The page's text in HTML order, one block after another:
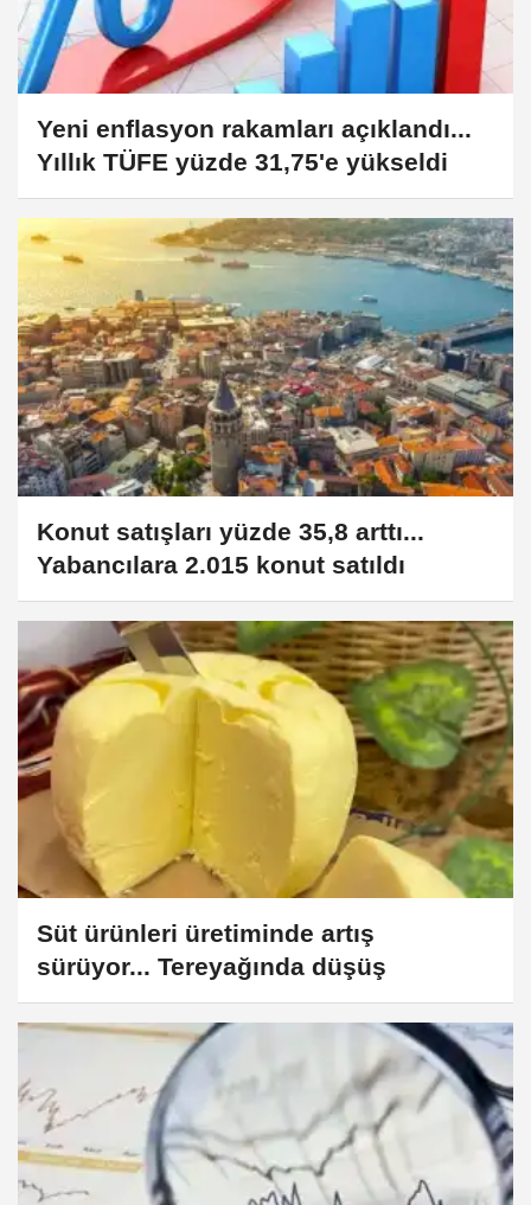
Yeni enflasyon rakamları açıklandı...
Yıllık TÜFE yüzde 31,75'e yükseldi
Konut satışları yüzde 35,8 arttı...
Yabancılara 2.015 konut satıldı
Süt ürünleri üretiminde artış
sürüyor... Tereyağında düşüş